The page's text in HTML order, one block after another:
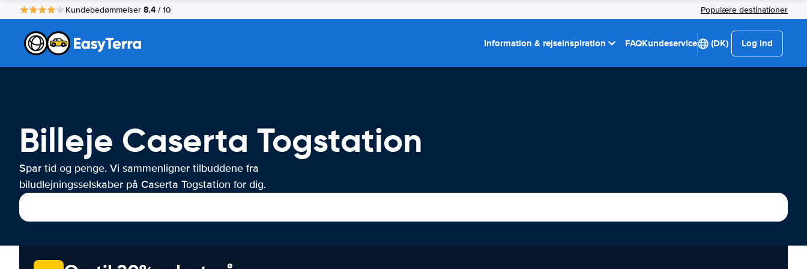
Kundebedømmelser 8.4 / 10 Populære destinationer
Information & rejseinspiration FAQKundeservice (DK) Log ind
Billeje Caserta Togstation
Spar tid og penge. Vi sammenligner tilbuddene fra
biludlejningsselskaber på Caserta Togstation for dig.